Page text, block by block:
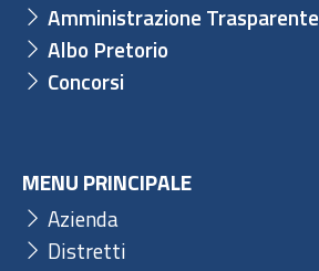
Amministrazione Trasparente
Albo Pretorio
Concorsi
MENU PRINCIPALE
Azienda
Distretti